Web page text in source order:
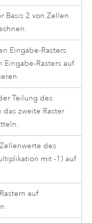
Basis 2 von Zellen
Eingabe-Rasters
Eingabe-Rasters auf
Teilung des
das zweite Raster
des
mit -1) auf
auf